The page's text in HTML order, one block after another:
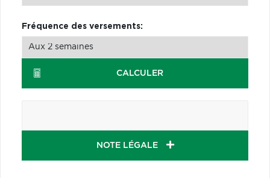
Fréquence des versements:
CALCULER
NOTE LÉGALE